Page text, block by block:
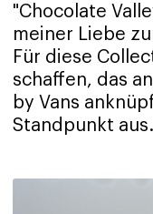
"Chocolate
meiner Liebe
Für diese
schaffen, das
by Vans
Standpunkt aus.